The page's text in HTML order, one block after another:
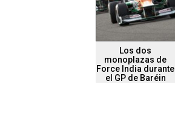
Los dos
monoplazas de
Force India durante
el GP de Baréin